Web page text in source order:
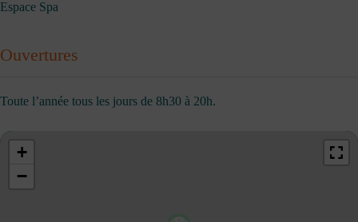
Espace Spa
Ouvertures
Toute l’année tous les jours de 8h30 à 20h.
+
−